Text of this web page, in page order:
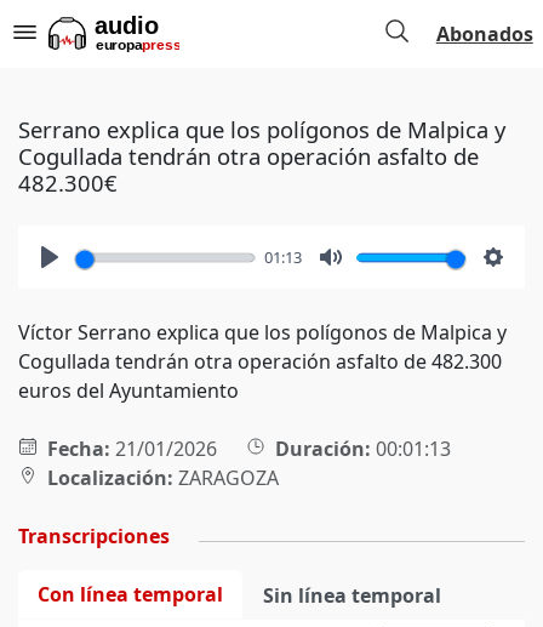
Abonados
Serrano explica que los polígonos de Malpica y
Cogullada tendrán otra operación asfalto de
482.300€
01:13
Víctor Serrano explica que los polígonos de Malpica y
Cogullada tendrán otra operación asfalto de 482.300
euros del Ayuntamiento
Fecha: 21/01/2026 Duración: 00:01:13
Localización: ZARAGOZA
Transcripciones
Con línea temporal Sin línea temporal